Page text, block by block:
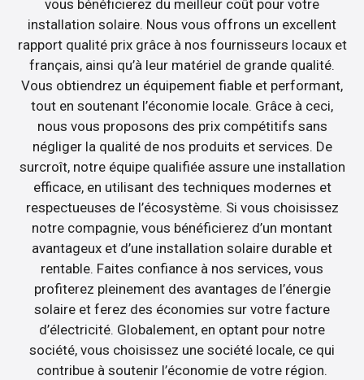
vous bénéficierez du meilleur coût pour votre
installation solaire. Nous vous offrons un excellent
rapport qualité prix grâce à nos fournisseurs locaux et
français, ainsi qu’à leur matériel de grande qualité.
Vous obtiendrez un équipement fiable et performant,
tout en soutenant l’économie locale. Grâce à ceci,
nous vous proposons des prix compétitifs sans
négliger la qualité de nos produits et services. De
surcroît, notre équipe qualifiée assure une installation
efficace, en utilisant des techniques modernes et
respectueuses de l’écosystème. Si vous choisissez
notre compagnie, vous bénéficierez d’un montant
avantageux et d’une installation solaire durable et
rentable. Faites confiance à nos services, vous
profiterez pleinement des avantages de l’énergie
solaire et ferez des économies sur votre facture
d’électricité. Globalement, en optant pour notre
société, vous choisissez une société locale, ce qui
contribue à soutenir l’économie de votre région.